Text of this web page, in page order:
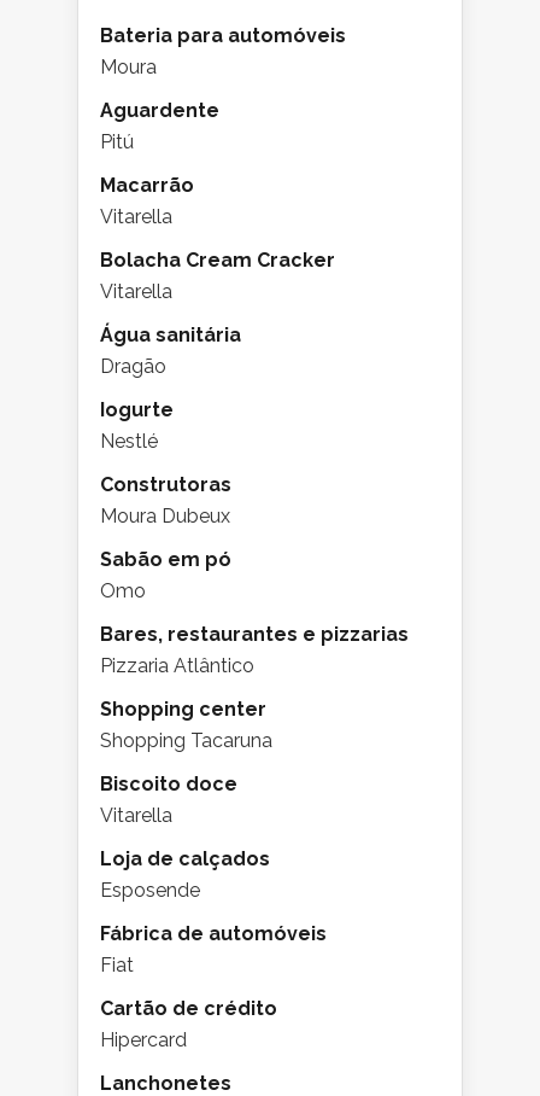
Bateria para automóveis
Moura
Aguardente
Pitú
Macarrão
Vitarella
Bolacha Cream Cracker
Vitarella
Água sanitária
Dragão
Iogurte
Nestlé
Construtoras
Moura Dubeux
Sabão em pó
Omo
Bares, restaurantes e pizzarias
Pizzaria Atlântico
Shopping center
Shopping Tacaruna
Biscoito doce
Vitarella
Loja de calçados
Esposende
Fábrica de automóveis
Fiat
Cartão de crédito
Hipercard
Lanchonetes